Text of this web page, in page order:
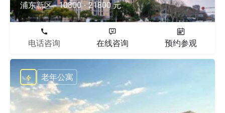
浦东新区 10800 - 21800 元
电话咨询 在线咨询 预约参观
老年公寓